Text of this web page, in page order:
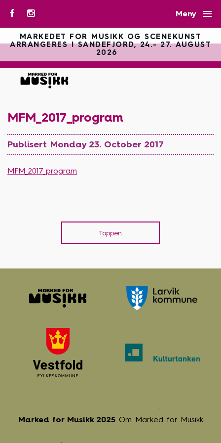
Meny 
MARKEDET FOR MUSIKK OG SCENEKUNST
ARRANGERES I SANDEFJORD, 24.- 27. AUGUST
2026
MFM_2017_program
Publisert Monday 23. October 2017
MFM_2017_program
Toppen
Marked for Musikk 2025 Om Marked for Musikk